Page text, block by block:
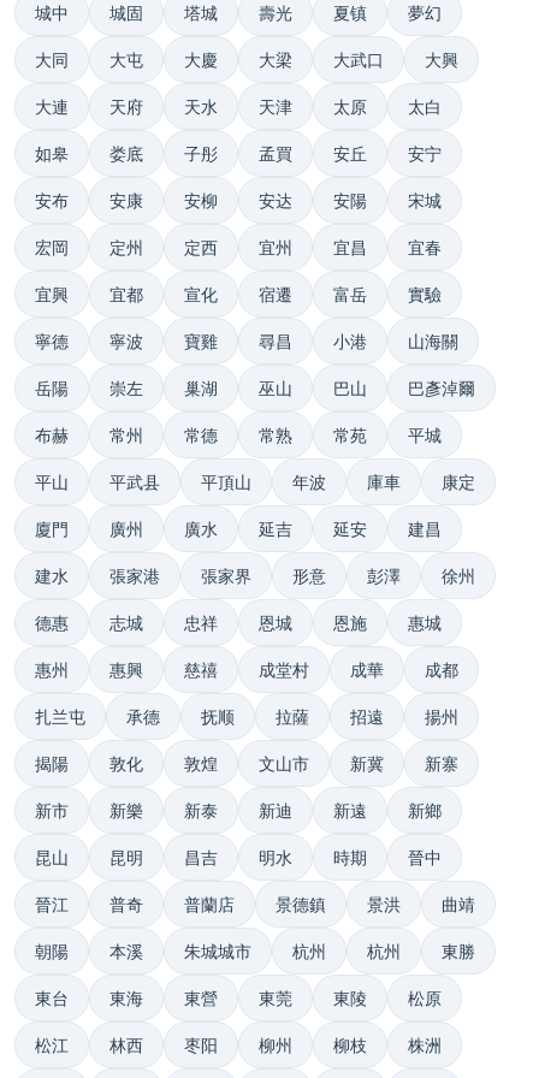
城中 城固 塔城 壽光 夏镇 夢幻
大同 大屯 大慶 大梁 大武口 大興
大連 天府 天水 天津 太原 太白
如皋 娄底 子彤 孟買 安丘 安宁
安布 安康 安柳 安达 安陽 宋城
宏岡 定州 定西 宜州 宜昌 宜春
宜興 宜都 宣化 宿遷 富岳 實驗
寧德 寧波 寶雞 尋昌 小港 山海關
岳陽 崇左 巢湖 巫山 巴山 巴彥淖爾
布赫 常州 常德 常熟 常苑 平城
平山 平武县 平頂山 年波 庫車 康定
廈門 廣州 廣水 延吉 延安 建昌
建水 張家港 張家界 形意 彭澤 徐州
德惠 志城 忠祥 恩城 恩施 惠城
惠州 惠興 慈禧 成堂村 成華 成都
扎兰屯 承德 抚顺 拉薩 招遠 揚州
揭陽 敦化 敦煌 文山市 新冀 新寨
新市 新樂 新泰 新迪 新遠 新鄉
昆山 昆明 昌吉 明水 時期 晉中
晉江 普奇 普蘭店 景德鎮 景洪 曲靖
朝陽 本溪 朱城城市 杭州 杭州 東勝
東台 東海 東營 東莞 東陵 松原
松江 林西 枣阳 柳州 柳枝 株洲